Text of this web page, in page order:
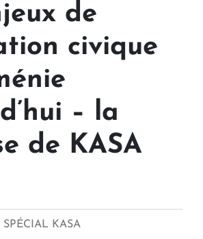
de
civique
– la
de KASA
KASA